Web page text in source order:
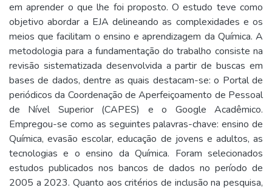
em aprender o que lhe foi proposto. O estudo teve como
objetivo abordar a EJA delineando as complexidades e os
meios que facilitam o ensino e aprendizagem da Química. A
metodologia para a fundamentação do trabalho consiste na
revisão sistematizada desenvolvida a partir de buscas em
bases de dados, dentre as quais destacam-se: o Portal de
periódicos da Coordenação de Aperfeiçoamento de Pessoal
de Nível Superior (CAPES) e o Google Acadêmico.
Empregou-se como as seguintes palavras-chave: ensino de
Química, evasão escolar, educação de jovens e adultos, as
tecnologias e o ensino da Química. Foram selecionados
estudos publicados nos bancos de dados no período de
2005 a 2023. Quanto aos critérios de inclusão na pesquisa,